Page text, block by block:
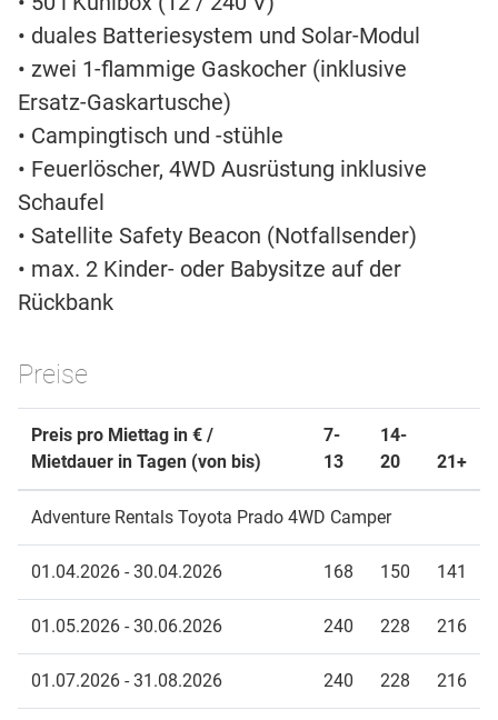
• duales Batteriesystem und Solar-Modul
• zwei 1-flammige Gaskocher (inklusive
Ersatz-Gaskartusche)
• Campingtisch und -stühle
• Feuerlöscher, 4WD Ausrüstung inklusive
Schaufel
• Satellite Safety Beacon (Notfallsender)
• max. 2 Kinder- oder Babysitze auf der
Rückbank
Preise
Preis pro Miettag in € /
Mietdauer in Tagen (von bis)
7-
13
14-
20
21+
Adventure Rentals Toyota Prado 4WD Camper
01.04.2026 - 30.04.2026 168 150 141
01.05.2026 - 30.06.2026 240 228 216
01.07.2026 - 31.08.2026 240 228 216